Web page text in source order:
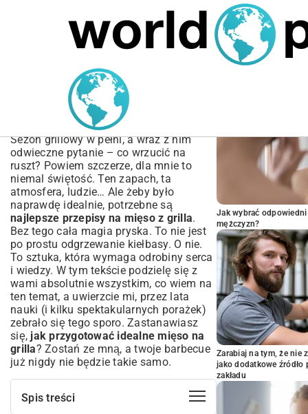
MARIUSZ ŁAMAGA 04.10.2025
Najlepsze przepisy na
mięso z grilla | Twój
kulinarny poradnik
Sezon grillowy w pełni, a wraz z nim
odwieczne pytanie – co wrzucić na
ruszt? Powiem szczerze, dla mnie to
niemal świętość. Ten zapach, ta
atmosfera, ludzie… Ale żeby było
naprawdę idealnie, potrzebne są
najlepsze przepisy na mięso z grilla.
Bez tego cała magia pryska. To nie jest
po prostu odgrzewanie kiełbasy. O nie.
To sztuka, która wymaga odrobiny serca
i wiedzy. W tym tekście podzielę się z
wami absolutnie wszystkim, co wiem na
ten temat, a uwierzcie mi, przez lata
nauki (i kilku spektakularnych porażek)
zebrało się tego sporo. Zastanawiasz
się, jak przygotować idealne mięso na
grilla? Zostań ze mną, a twoje barbecue
już nigdy nie będzie takie samo.
Spis treści
Jak wybrać
mężczyzn?
Zarabiaj na tym, że nie
jako dodatkowe
zakładu